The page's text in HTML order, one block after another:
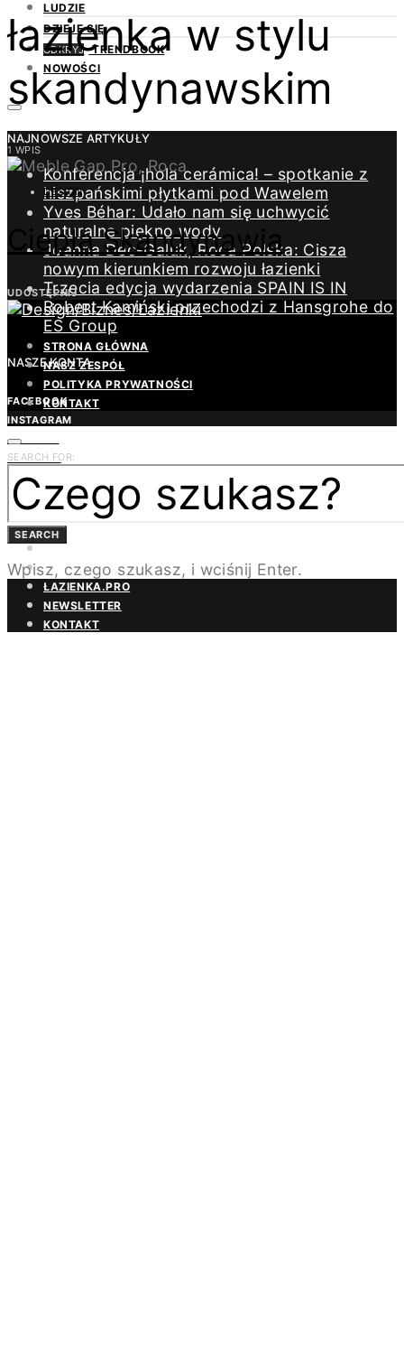
LUDZIE
DZIEJE SIĘ
ODKRYJ TRENDBOOK
NOWOŚCI
NAJNOWSZE ARTYKUŁY
Konferencja ¡hola cerámica! – spotkanie z
hiszpańskimi płytkami pod Wawelem
Yves Béhar: Udało nam się uchwycić
naturalne piękno wody
Joanna Dec-Galuk, Roca Polska: Cisza
nowym kierunkiem rozwoju łazienki
Trzecia edycja wydarzenia SPAIN IS IN
Robert Kamiński przechodzi z Hansgrohe do
ES Group
NASZE KONTA
FACEBOOK
INSTAGRAM
LINKEDIN
YOUTUBE
PINTEREST
TWITTER
REDAKCJA
MAGAZYN DESIGN/BIZNES
ŁAZIENKA.PRO
NEWSLETTER
KONTAKT
łazienka w stylu
skandynawskim
1 WPIS
DESIGN
Ciepła Skandynawia
UDOSTĘPNIJ
STRONA GŁÓWNA
NASZ ZESPÓŁ
POLITYKA PRYWATNOŚCI
KONTAKT
SEARCH FOR:
SEARCH
Wpisz, czego szukasz, i wciśnij Enter.